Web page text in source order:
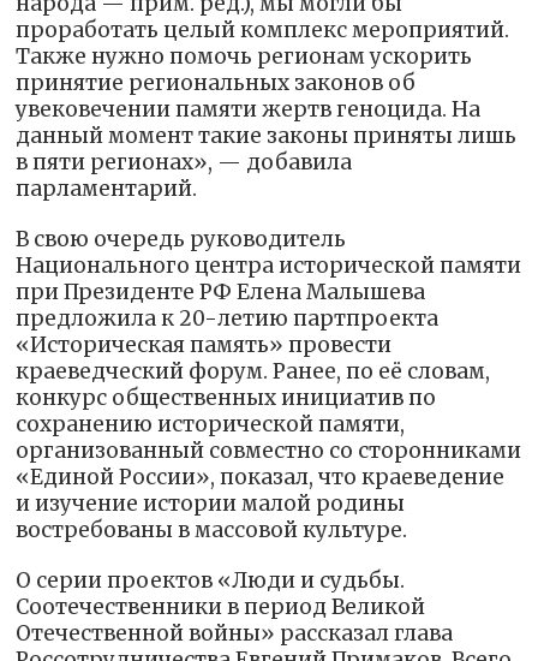
проработать целый комплекс мероприятий.
Также нужно помочь регионам ускорить
принятие региональных законов об
увековечении памяти жертв геноцида. На
данный момент такие законы приняты лишь
в пяти регионах», — добавила
парламентарий.
В свою очередь руководитель
Национального центра исторической памяти
при Президенте РФ Елена Малышева
предложила к 20-летию партпроекта
«Историческая память» провести
краеведческий форум. Ранее, по её словам,
конкурс общественных инициатив по
сохранению исторической памяти,
организованный совместно со сторонниками
«Единой России», показал, что краеведение
и изучение истории малой родины
востребованы в массовой культуре.
О серии проектов «Люди и судьбы.
Соотечественники в период Великой
Отечественной войны» рассказал глава